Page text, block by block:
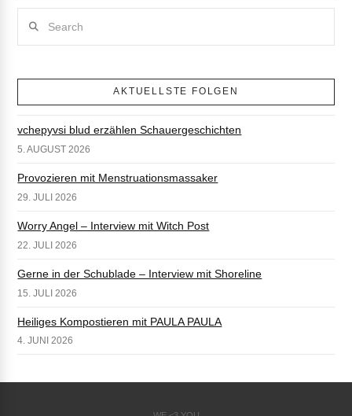
AKTUELLSTE FOLGEN
vchepyvsi blud erzählen Schauergeschichten
5. AUGUST 2026
Provozieren mit Menstruationsmassaker
29. JULI 2026
Worry Angel – Interview mit Witch Post
22. JULI 2026
Gerne in der Schublade – Interview mit Shoreline
15. JULI 2026
Heiliges Kompostieren mit PAULA PAULA
4. JUNI 2026